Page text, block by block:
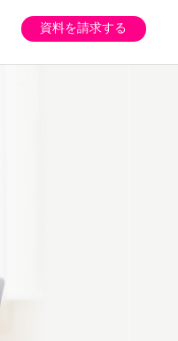
資料を請求する